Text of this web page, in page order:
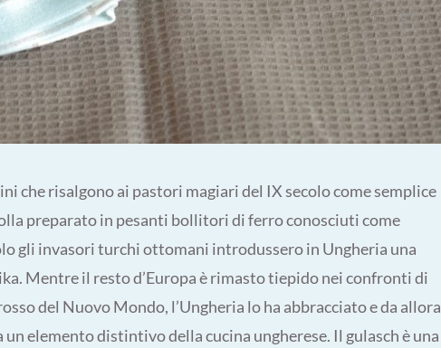
che risalgono ai pastori magiari del IX secolo come semplice
preparato in pesanti bollitori di ferro conosciuti come
gli invasori turchi ottomani introdussero in Ungheria una
Mentre il resto d’Europa è rimasto tiepido nei confronti di
del Nuovo Mondo, l’Ungheria lo ha abbracciato e da allora
elemento distintivo della cucina ungherese. Il gulasch è una